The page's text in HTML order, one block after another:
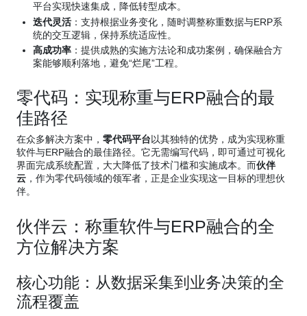
平台实现快速集成，降低转型成本。
迭代灵活 ：支持根据业务变化，随时调整称重数据与ERP系
统的交互逻辑，保持系统适应性。
高成功率 ：提供成熟的实施方法论和成功案例，确保融合方
案能够顺利落地，避免“烂尾”工程。
零代码：实现称重与ERP融合的最
佳路径
在众多解决方案中， 零代码平台以其独特的优势，成为实现称重
软件与ERP融合的最佳路径。它无需编写代码，即可通过可视化
界面完成系统配置，大大降低了技术门槛和实施成本。而伙伴
云 ，作为零代码领域的领军者，正是企业实现这一目标的理想伙
伴。
伙伴云：称重软件与ERP融合的全
方位解决方案
核心功能：从数据采集到业务决策的全
流程覆盖